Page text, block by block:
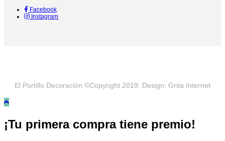
Facebook
Instagram
El Portillo Decoración ©Copyright 2019. Design: Grita Internet
¡Tu primera compra tiene premio!